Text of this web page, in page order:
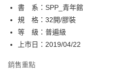
３．安心：先確認商品／服務後，再付款。
【「AFTEE先享後付」結帳流程】
１．於結帳方式選擇「AFTEE先享後付」後
結帳頁面，進行簡訊認證並確認金額後，即可
２．訂單成立數日內，您將收到繳費通知簡訊
ATM／網路銀行／等多元方式進行付款，方視
全家取貨付款
每筆NT$80，滿NT$500(含以上)免運費
付款後全家取貨
書 系：SPP_青年館
規 格：32開/膠裝
等 級：普遍級
上市日：2019/04/22
銷售重點